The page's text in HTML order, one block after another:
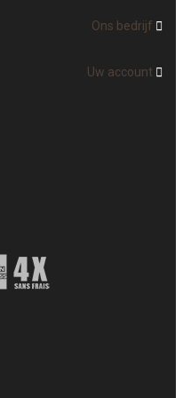
Ons bedrijf 
Uw account 